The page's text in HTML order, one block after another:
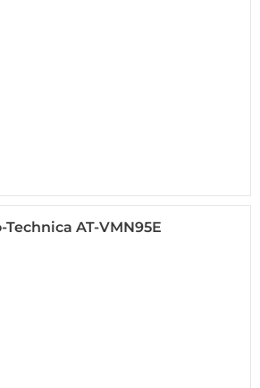
Technica AT-VMN95E